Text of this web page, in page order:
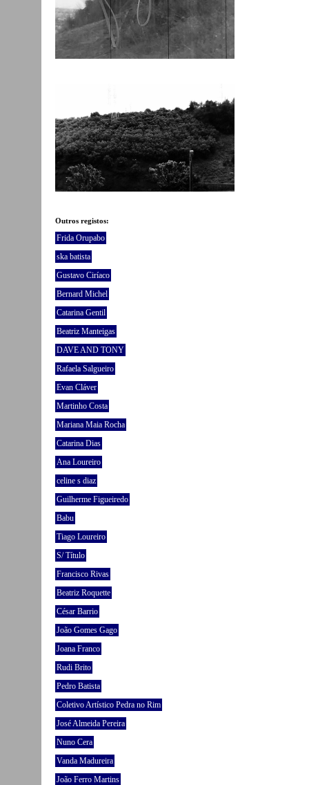
Outros registos:
Frida Orupabo
ska batista
Gustavo Ciríaco
Bernard Michel
Catarina Gentil
Beatriz Manteigas
DAVE AND TONY
Rafaela Salgueiro
Evan Cláver
Martinho Costa
Mariana Maia Rocha
Catarina Dias
Ana Loureiro
celine s diaz
Guilherme Figueiredo
Babu
Tiago Loureiro
S/ Título
Francisco Rivas
Beatriz Roquette
César Barrio
João Gomes Gago
Joana Franco
Rudi Brito
Pedro Batista
Coletivo Artístico Pedra no Rim
José Almeida Pereira
Nuno Cera
Vanda Madureira
João Ferro Martins